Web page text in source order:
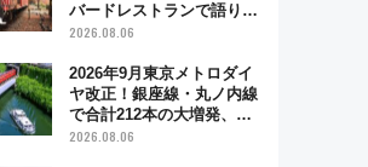
バードレストランで語り合
う秋の京都 斉藤雪乃＆福
日「京都の鉄道満喫ツア
ー」開催
2026.08.06
2026年9月東京メトロダイ
ヤ改正！銀座線・丸ノ内線
で合計212本の大増発、混
雑緩和に期待
2026.08.06